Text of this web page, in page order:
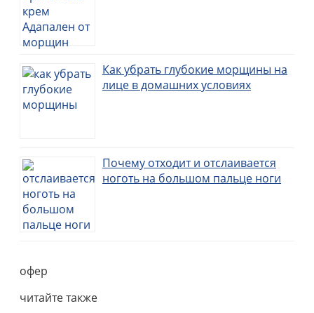
Как убрать глубокие морщины на
лице в домашних условиях
Почему отходит и отслаивается
ноготь на большом пальце ноги
офер
читайте также